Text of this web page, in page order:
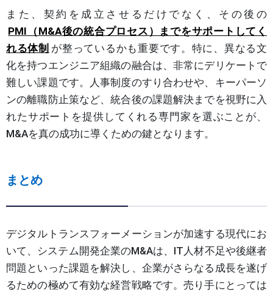
また、契約を成立させるだけでなく、その後の
PMI（M&A後の統合プロセス）までをサポートしてく
れる体制 が整っているかも重要です。特に、異なる文
化を持つエンジニア組織の融合は、非常にデリケートで
難しい課題です。人事制度のすり合わせや、キーパーソ
ンの離職防止策など、統合後の課題解決までを視野に入
れたサポートを提供してくれる専門家を選ぶことが、
M&Aを真の成功に導くための鍵となります。
まとめ
デジタルトランスフォーメーションが加速する現代にお
いて、システム開発企業のM&Aは、IT人材不足や後継者
問題といった課題を解決し、企業がさらなる成長を遂げ
るための極めて有効な経営戦略です。売り手にとっては